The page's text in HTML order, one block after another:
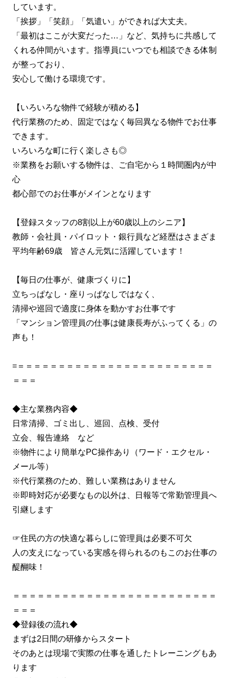
しています。
「挨拶」「笑顔」「気遣い」ができれば大丈夫。
「最初はここが大変だった…」など、気持ちに共感して
くれる仲間がいます。指導員にいつでも相談できる体制
が整っており、
安心して働ける環境です。
【いろいろな物件で経験が積める】
代行業務のため、固定ではなく毎回異なる物件でお仕事
できます。
いろいろな町に行く楽しさも◎
※業務をお願いする物件は、ご自宅から１時間圏内が中
心
都心部でのお仕事がメインとなります
【登録スタッフの8割以上が60歳以上のシニア】
教師・会社員・パイロット・銀行員など経歴はさまざま
平均年齢69歳 皆さん元気に活躍しています！
【毎日の仕事が、健康づくりに】
立ちっぱなし・座りっぱなしではなく、
清掃や巡回で適度に身体を動かすお仕事です
「マンション管理員の仕事は健康長寿がふってくる」の
声も！
=＝＝＝＝＝＝＝＝＝＝＝＝＝＝＝＝＝＝＝＝＝＝＝＝
＝＝＝
◆主な業務内容◆
日常清掃、ゴミ出し、巡回、点検、受付
立会、報告連絡 など
※物件により簡単なPC操作あり（ワード・エクセル・
メール等）
※代行業務のため、難しい業務はありません
※即時対応が必要なもの以外は、日報等で常勤管理員へ
引継します
☞住民の方の快適な暮らしに管理員は必要不可欠
人の支えになっている実感を得られるのもこのお仕事の
醍醐味！
＝＝＝＝＝＝＝＝＝＝＝＝＝＝＝＝＝＝＝＝＝＝＝＝＝
＝＝＝
◆登録後の流れ◆
まずは2日間の研修からスタート
そのあとは現場で実際の仕事を通したトレーニングもあ
ります